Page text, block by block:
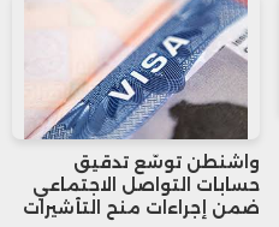
جهود الحكومة
وتعزيز الإيرادات،
على الحسابات
واشنطن توسّع تدقيق
حسابات التواصل الاجتماعي
ضمن إجراءات منح التأشيرات